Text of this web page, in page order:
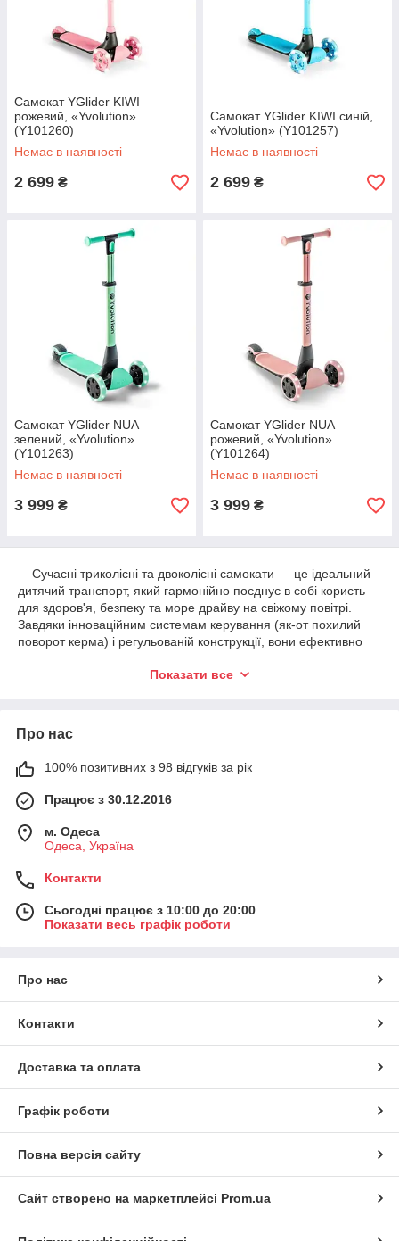
Самокат YGlider KIWI
рожевий, «Yvolution»
(Y101260)
Немає в наявності
2 699 ₴
Самокат YGlider KIWI синій,
«Yvolution» (Y101257)
Немає в наявності
2 699 ₴
Самокат YGlider NUA
зелений, «Yvolution»
(Y101263)
Немає в наявності
3 999 ₴
Самокат YGlider NUA
рожевий, «Yvolution»
(Y101264)
Немає в наявності
3 999 ₴
Сучасні триколісні та двоколісні самокати — це ідеальний
дитячий транспорт, який гармонійно поєднує в собі користь
для здоров'я, безпеку та море драйву на свіжому повітрі.
Завдяки інноваційним системам керування (як-от похилий
поворот керма) і регульованій конструкції, вони ефективно
руховий апарат дитини з найбільш ранніх років. Висока якість
подорож, допомагаючи дитині розвиватися активно та з
задоволенням.
Показати все
Про нас
100% позитивних з 98 відгуків за рік
Працює з 30.12.2016
м. Одеса
Одеса, Україна
Контакти
Сьогодні працює з 10:00 до 20:00
Показати весь графік роботи
Про нас
Контакти
Доставка та оплата
Графік роботи
Повна версія сайту
Сайт створено на маркетплейсі Prom.ua